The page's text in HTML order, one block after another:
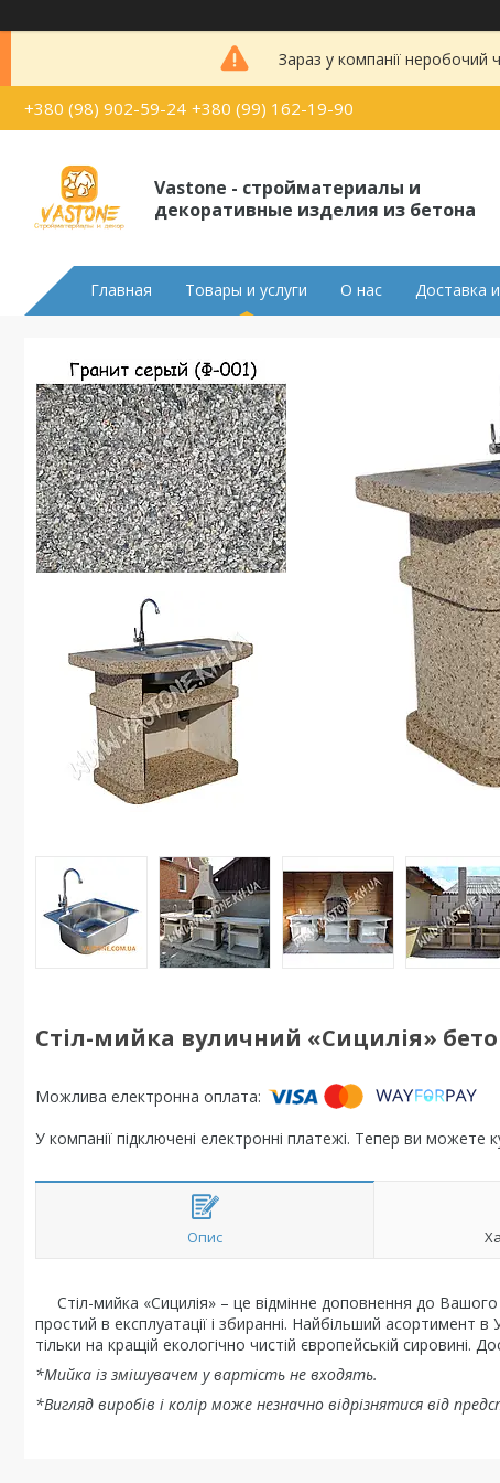
Зараз у компанії
+380 (98) 902-59-24 +380 (99) 162-19-90
Vastone - стройматериалы и
декоративные изделия из бетона
Главная Товары и услуги О нас Доставка
Стіл-мийка вуличний «Сицилія»
У компанії підключені електронні платежі. Тепер ви
Опис
Стіл-мийка «Сицилія» – це відмінне доповнення до
простий в експлуатації і збиранні. Найбільший асортимент
тільки на кращій екологічно чистій європейській сировині.
*Мийка із змішувачем у вартість не входять.
*Вигляд виробів і колір може незначно відрізнятися від